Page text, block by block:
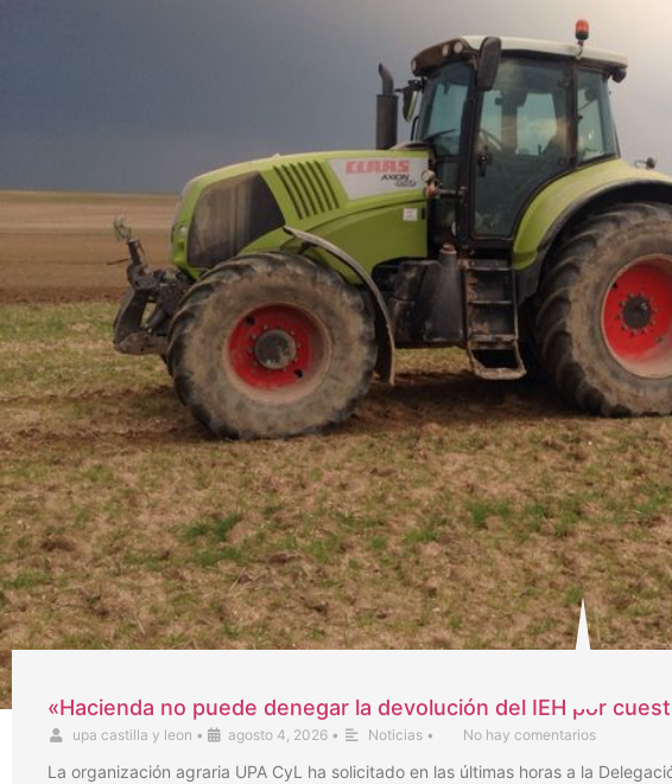
«Hacienda no puede denegar la devolución del IEH por
upa castilla y leon • agosto 4, 2026 • Noticias • No hay comentarios
La organización agraria UPA CyL ha solicitado en las últimas horas a la